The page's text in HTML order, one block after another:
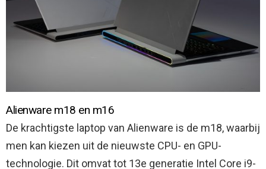
Alienware m18 en m16
De krachtigste laptop van Alienware is de m18, waarbij
men kan kiezen uit de nieuwste CPU- en GPU-
technologie. Dit omvat tot 13e generatie Intel Core i9-